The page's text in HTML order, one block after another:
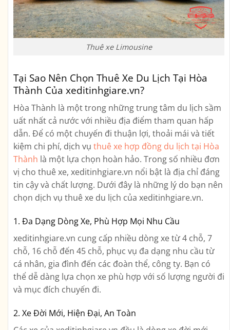
Thuê xe Limousine
Tại Sao Nên Chọn Thuê Xe Du Lịch Tại Hòa
Thành Của xeditinhgiare.vn?
Hòa Thành là một trong những trung tâm du lịch sầm
uất nhất cả nước với nhiều địa điểm tham quan hấp
dẫn. Để có một chuyến đi thuận lợi, thoải mái và tiết
kiệm chi phí, dịch vụ thuê xe hợp đồng du lịch tại Hòa
Thành là một lựa chọn hoàn hảo. Trong số nhiều đơn
vị cho thuê xe, xeditinhgiare.vn nổi bật là địa chỉ đáng
tin cậy và chất lượng. Dưới đây là những lý do bạn nên
chọn dịch vụ thuê xe du lịch của xeditinhgiare.vn.
1. Đa Dạng Dòng Xe, Phù Hợp Mọi Nhu Cầu
xeditinhgiare.vn cung cấp nhiều dòng xe từ 4 chỗ, 7
chỗ, 16 chỗ đến 45 chỗ, phục vụ đa dạng nhu cầu từ
cá nhân, gia đình đến các đoàn thể, công ty. Bạn có
thể dễ dàng lựa chọn xe phù hợp với số lượng người đi
và mục đích chuyến đi.
2. Xe Đời Mới, Hiện Đại, An Toàn